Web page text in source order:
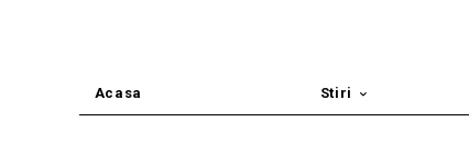
Acasa Stiri